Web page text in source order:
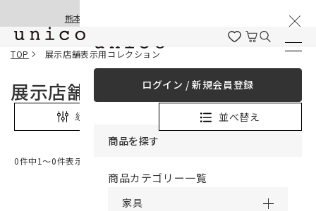
熊本地震の影響による配送遅延と停止について
ログイン / 新規会員登録
商品を探す
商品カテゴリー一覧
家具
TOP 展示店舗表示用コレクション
展示店舗表示用コレクション
絞り込み 並べ替え
0件中1〜0件表示